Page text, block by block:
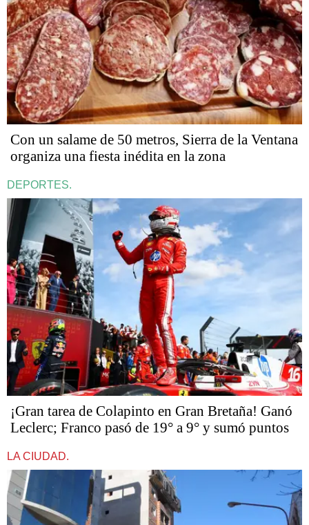
Con un salame de 50 metros, Sierra de la Ventana
organiza una fiesta inédita en la zona
DEPORTES.
¡Gran tarea de Colapinto en Gran Bretaña! Ganó
Leclerc; Franco pasó de 19° a 9° y sumó puntos
LA CIUDAD.